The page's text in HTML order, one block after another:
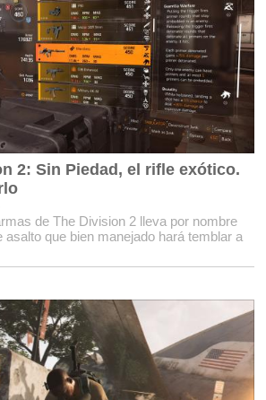
2: Sin Piedad, el rifle exótico.
de The Division 2 lleva por nombre
asalto que bien manejado hará temblar a